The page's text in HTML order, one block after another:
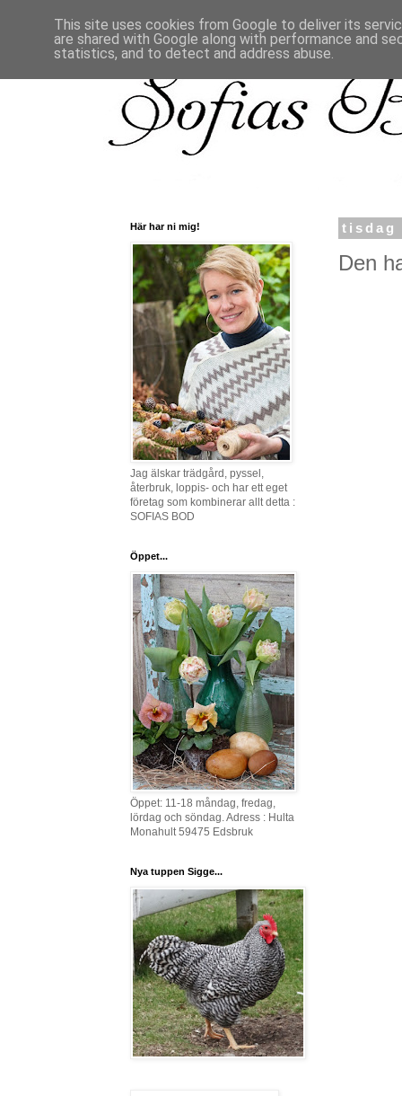
tisdag
Den
Här har ni mig!
Jag älskar trädgård, pyssel,
återbruk, loppis- och har ett eget
företag som kombinerar allt detta :
SOFIAS BOD
Öppet...
Öppet: 11-18 måndag, fredag,
lördag och söndag. Adress : Hulta
Monahult 59475 Edsbruk
Nya tuppen Sigge...
This site uses cookies from Google to deliver its
are shared with Google along with performance and
statistics, and to detect and address abuse.